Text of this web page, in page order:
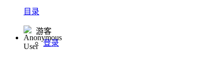
目录
游客
登录